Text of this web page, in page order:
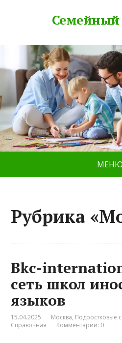
Семейный
МЕНЮ
Рубрика
Bkc-
сеть школ
языков
15.04.2025 Москва, Подростковые
Справочная
Комментарии: 0